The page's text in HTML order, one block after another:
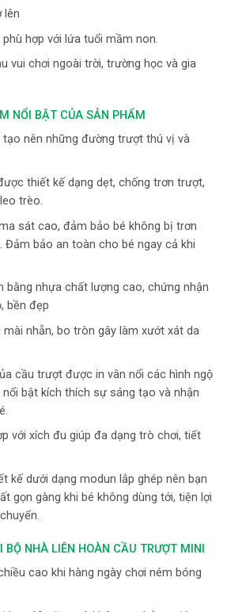
lên
hợp với lứa tuổi mầm non.
vui chơi ngoài trời, trường học và gia
NỔI BẬT CỦA SẢN PHẨM
tạo nên những đường trượt thú vị và
thiết kế dạng dẹt, chống trơn trượt,
trèo.
sát cao, đảm bảo bé không bị trơn
Đảm bảo an toàn cho bé ngay cả khi
bằng nhựa chất lượng cao, chứng nhận
bền đẹp
nhẵn, bo tròn gây làm xướt xát da
cầu trượt được in vân nổi các hình ngộ
bật kích thích sự sáng tạo và nhận
với xích đu giúp đa dạng trò chơi, tiết
kế dưới dạng modun lắp ghép nên bạn
gọn gàng khi bé không dùng tới, tiện lợi
BỘ NHÀ LIÊN HOÀN CẦU TRƯỢT MINI
cao khi hàng ngày chơi ném bóng